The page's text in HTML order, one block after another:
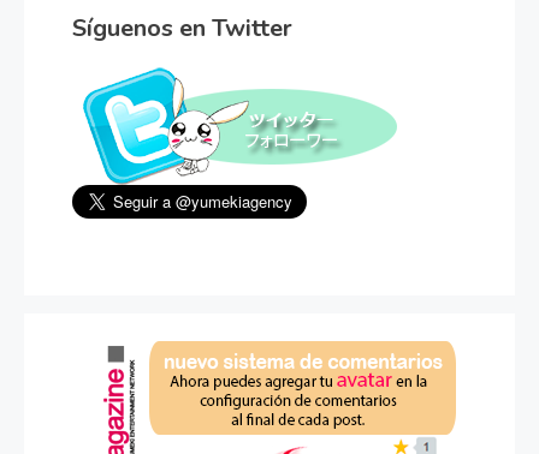
Síguenos en Twitter